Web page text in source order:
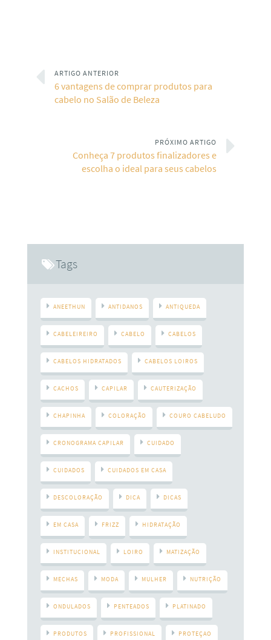
ARTIGO ANTERIOR
6 vantagens de comprar produtos para
cabelo no Salão de Beleza
PRÓXIMO ARTIGO
Conheça 7 produtos finalizadores e
escolha o ideal para seus cabelos
Tags
ANEETHUN ANTIDANOS ANTIQUEDA
CABELEIREIRO CABELO CABELOS
CABELOS HIDRATADOS CABELOS LOIROS
CACHOS CAPILAR CAUTERIZAÇÃO
CHAPINHA COLORAÇÃO COURO CABELUDO
CRONOGRAMA CAPILAR CUIDADO
CUIDADOS CUIDADOS EM CASA
DESCOLORAÇÃO DICA DICAS
EM CASA FRIZZ HIDRATAÇÃO
INSTITUCIONAL LOIRO MATIZAÇÃO
MECHAS MODA MULHER NUTRIÇÃO
ONDULADOS PENTEADOS PLATINADO
PRODUTOS PROFISSIONAL PROTEÇAO